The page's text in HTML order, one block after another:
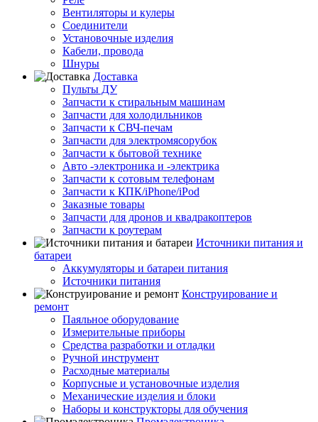
Вентиляторы и кулеры
Соединители
Установочные изделия
Кабели, провода
Шнуры
Доставка
Пульты ДУ
Запчасти к стиральным машинам
Запчасти для холодильников
Запчасти к СВЧ-печам
Запчасти для электромясорубок
Запчасти к бытовой технике
Авто -электроника и -электрика
Запчасти к сотовым телефонам
Запчасти к КПК/iPhone/iPod
Заказные товары
Запчасти для дронов и квадракоптеров
Запчасти к роутерам
Источники питания и
батареи
Аккумуляторы и батареи питания
Источники питания
Конструирование и
ремонт
Паяльное оборудование
Измерительные приборы
Средства разработки и отладки
Ручной инструмент
Расходные материалы
Корпусные и установочные изделия
Механические изделия и блоки
Наборы и конструкторы для обучения